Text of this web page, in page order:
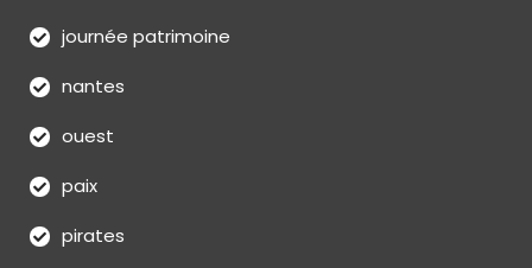
journée patrimoine
nantes
ouest
paix
pirates